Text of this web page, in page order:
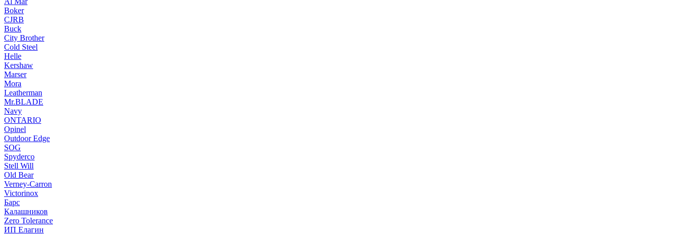
Boker
CJRB
Buck
City Brother
Cold Steel
Helle
Kershaw
Marser
Mora
Leatherman
Mr.BLADE
Navy
ONTARIO
Opinel
Outdoor Edge
SOG
Spyderco
Stell Will
Old Bear
Verney-Carron
Victorinox
Барс
Калашников
Zero Tolerance
ИП Елагин